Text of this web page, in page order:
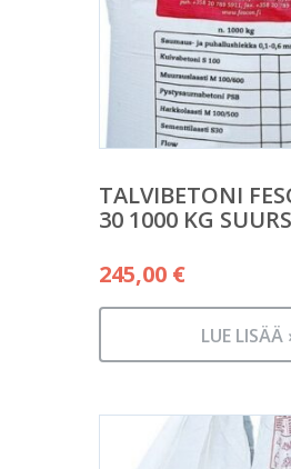
TALVIBETONI
30 1000 KG
245,00 €
LUE LISÄÄ